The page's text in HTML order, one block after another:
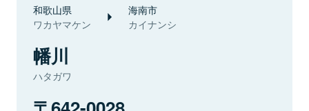
和歌山県
ワカヤマケン
海南市
カイナンシ
幡川
ハタガワ